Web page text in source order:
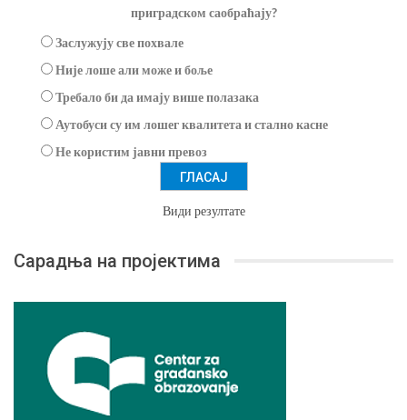
приградском саобраћају?
Заслужују све похвале
Није лоше али може и боље
Требало би да имају више полазака
Аутобуси су им лошег квалитета и стално касне
Не користим јавни превоз
Види резултате
Сарадња на пројектима